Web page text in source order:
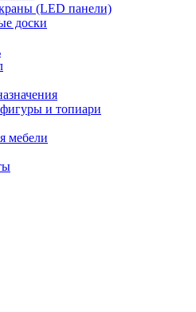
(LED панели)
доски
и топиари
мебели